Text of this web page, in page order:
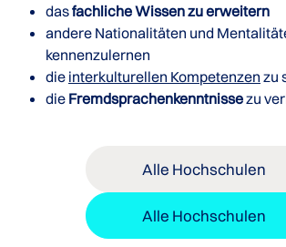
dasfachliche Wissen zu erweitern
andere Nationalitäten und
kennenzulernen
die interkulturellen Kompetenzen zu
die Fremdsprachenkenntnissezu
Alle Hochschulen
Alle Hochschulen